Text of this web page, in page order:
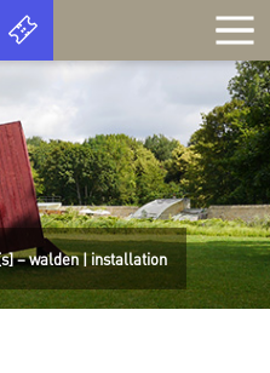
– walden | installation